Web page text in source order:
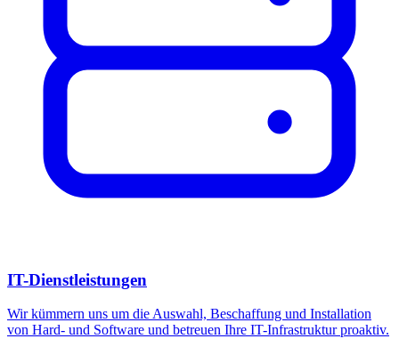
IT-Dienstleistungen
Wir kümmern uns um die Auswahl, Beschaffung und Installation
von Hard- und Software und betreuen Ihre IT-Infrastruktur proaktiv.